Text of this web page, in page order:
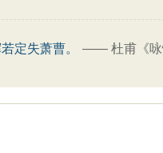
定失萧曹。 —— 杜甫《咏